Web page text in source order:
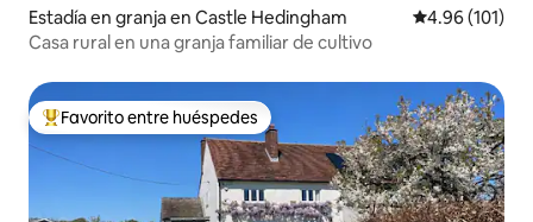
Estadía en granja en Castle Hedingham Calificación
4.96 (101)
Casa rural en una granja familiar de cultivo
Favorito entre huéspedes preferido
Favorito entre huéspedes